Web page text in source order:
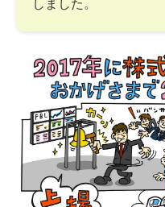
しました。